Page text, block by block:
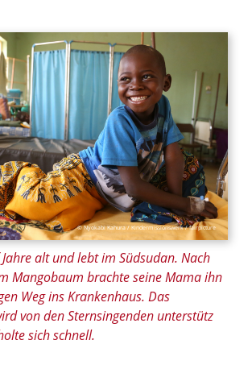
© Nyokabi Kahura / Kindermissionswerk / fairpicture
alt und lebt im Südsudan. Nach
Mangobaum brachte seine Mama ihn
Weg ins Krankenhaus. Das
von den Sternsingenden unterstütz
sich schnell.